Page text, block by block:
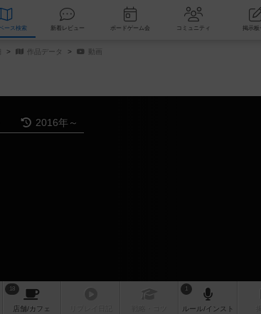
データベース 検索 新着レビュー ボードゲーム会 コミュニティ
作品データ 動画
2016年～
18
店舗/カフェ
1
ルール/インスト